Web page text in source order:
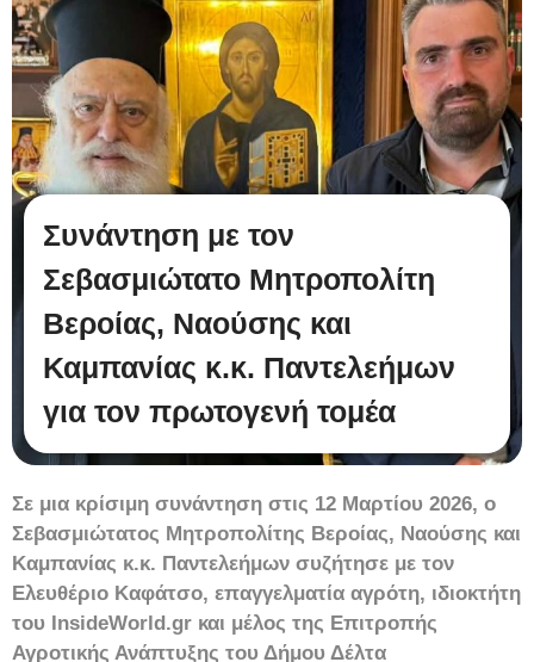
Συνάντηση με τον
Σεβασμιώτατο Μητροπολίτη
Βεροίας, Ναούσης και
Καμπανίας κ.κ. Παντελεήμων
για τον πρωτογενή τομέα
Σε μια κρίσιμη συνάντηση στις 12 Μαρτίου 2026, ο
Σεβασμιώτατος Μητροπολίτης Βεροίας, Ναούσης και
Καμπανίας κ.κ. Παντελεήμων συζήτησε με τον
Ελευθέριο Καφάτσο, επαγγελματία αγρότη, ιδιοκτήτη
του InsideWorld.gr και μέλος της Επιτροπής
Αγροτικής Ανάπτυξης του Δήμου Δέλτα